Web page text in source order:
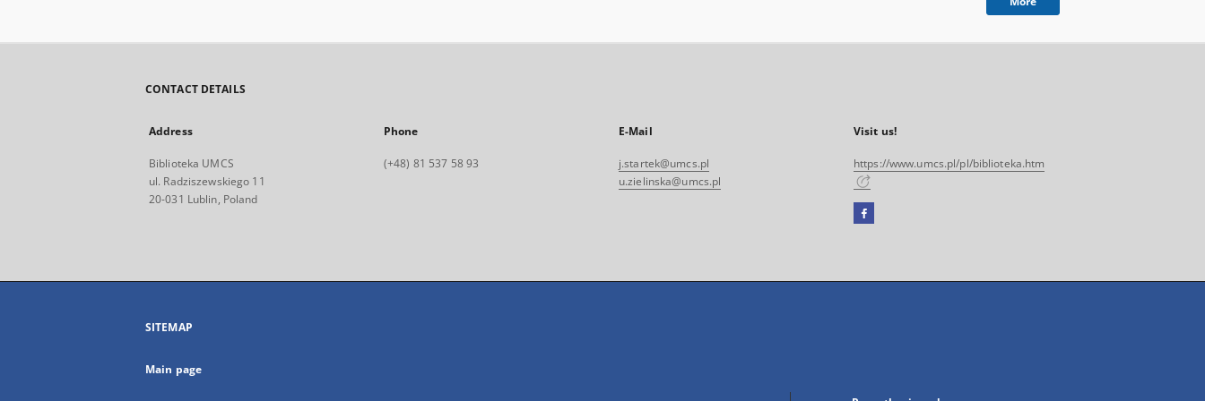
CONTACT DETAILS
Address
Biblioteka UMCS
ul. Radziszewskiego 11
20-031 Lublin, Poland
Phone
(+48) 81 537 58 93
E-Mail
j.startek@umcs.pl
u.zielinska@umcs.pl
Visit us!
https://www.umcs.pl/pl/biblioteka.htm
Facebook
open
SITEMAP
Main page